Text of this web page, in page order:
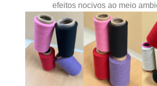
efeitos nocivos ao meio